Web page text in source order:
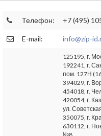
Телефон: +7 (495)
E-mail: info@zip-
125195, г.
192241, г.
пом. 127Н
394029, г.
454018, г.
420054, г.
ул.
350075, г.
630112, г.